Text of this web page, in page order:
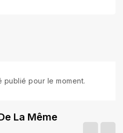
publié pour le moment.
La Même